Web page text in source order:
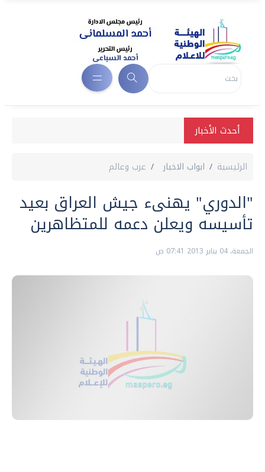
أحدث الأخبار
الرئيسية ابواب الاخبار عرب وعالم
"الدوري" يهنىء جيش العراق بعيد
تأسيسه ويعلن دعمه للمتظاهرين
الجمعة، 04 يناير 2013 07:41 ص